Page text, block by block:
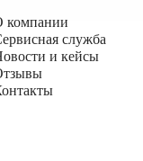
компании
служба
и кейсы